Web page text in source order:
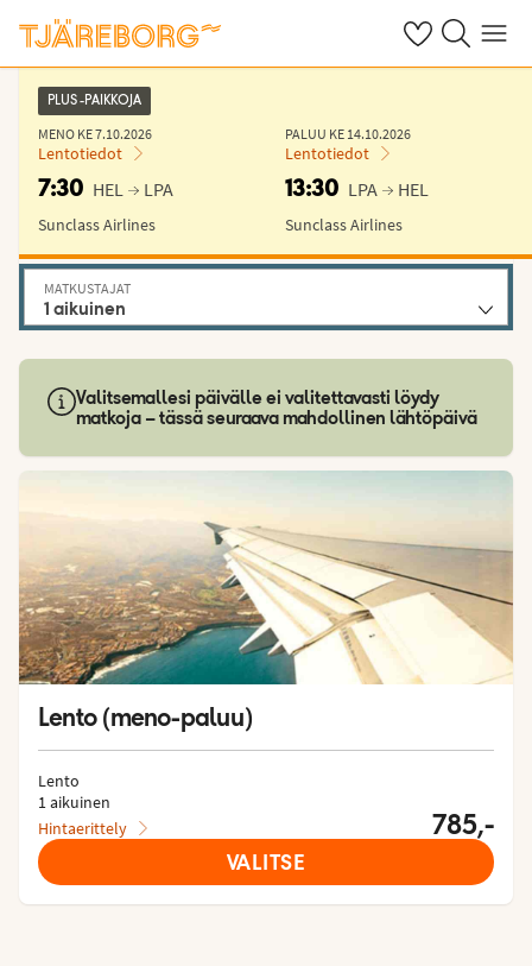
OmatHaku Valikko
PLUS -PAIKKOJA
MENO KE 7.10.2026
Lentotiedot
7:30 HEL LPA
Sunclass Airlines
PALUU KE 14.10.2026
Lentotiedot
13:30 LPA HEL
Sunclass Airlines
MATKUSTAJAT
1 aikuinen
Valitsemallesi päivälle ei valitettavasti löydy
matkoja – tässä seuraava mahdollinen lähtöpäivä
Lento (meno-paluu)
Lento
1 aikuinen
Hintaerittely
785,-
VALITSE